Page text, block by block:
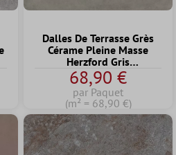
Dalles De Terrasse Grès
Cérame Pleine Masse
Herzford Gris
100x100x2cm
68,90 €
par Paquet
(m² = 68,90 €)